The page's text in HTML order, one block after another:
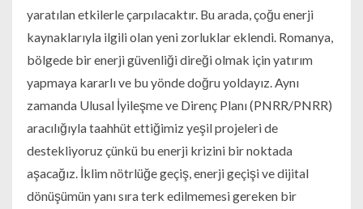
yaratılan etkilerle çarpılacaktır. Bu arada, çoğu enerji
kaynaklarıyla ilgili olan yeni zorluklar eklendi. Romanya,
bölgede bir enerji güvenliği direği olmak için yatırım
yapmaya kararlı ve bu yönde doğru yoldayız. Aynı
zamanda Ulusal İyileşme ve Direnç Planı (PNRR/PNRR)
aracılığıyla taahhüt ettiğimiz yeşil projeleri de
destekliyoruz çünkü bu enerji krizini bir noktada
aşacağız. İklim nötrlüğe geçiş, enerji geçişi ve dijital
dönüşümün yanı sıra terk edilmemesi gereken bir